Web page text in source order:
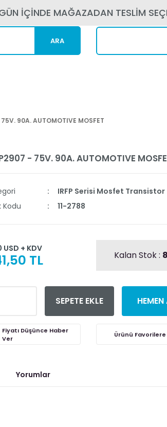
İÇİNDE MAĞAZADAN TESLİM
ARA
90A. AUTOMOTIVE MOSFET
- 75V. 90A. AUTOMOTIVE
IRFP Serisi Mosfet Transistor
Kodu
11-2788
USD + KDV
TL Kalan Stok :
SEPETE EKLE HEMEN
Fiyatı Düşünce Haber
Ver
Yorumlar